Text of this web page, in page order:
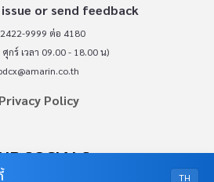
or send feedback
9999 ต่อ 4180
กร์ เวลา 09.00 - 18.00 น)
Privacy Policy
SOCIALS
TH